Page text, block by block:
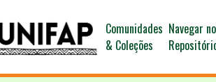
Comunidades
& Coleções
Navegar no